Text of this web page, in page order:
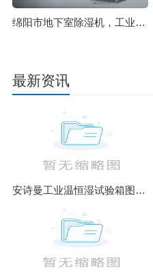
绵阳市地下室除湿机，工业抽湿机 恒温恒湿非标机器
最新资讯
安诗曼工业温恒湿试验箱图片／安诗曼工业温恒湿试验箱样板图